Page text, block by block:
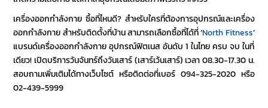
เครื่องออกกำลังกาย ซื้อที่ไหนดี? สำหรับใครที่ต้องการอุปกรณ์และเครื่อง
ออกกำลังกาย สำหรับติดตั้งที่บ้าน สามารถเลือกซื้อที่ได้ที่‘North Fitness’
แบรนด์เครื่องออกกำลังกายอุปกรณ์ฟิตเนส อันดับ 1 ในไทย ครบ จบ ในที่
เดียว! เปิดบริการวันจันทร์ถึงวันเสาร์ (เสาร์เว้นเสาร์) เวลา 08.30-17.30 น.
สอบถามเพิ่มเติมได้ทางเว็บไซต์ หรือติดต่อที่เบอร์ 094-325-2020 หรือ
02-439-5999